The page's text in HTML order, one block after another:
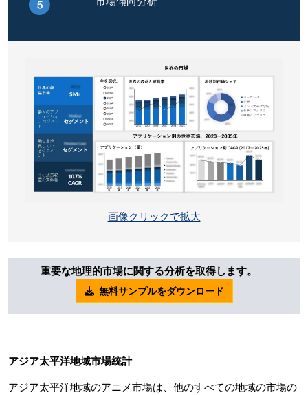
画像クリックで拡大
重要な地理的市場に関する分析を取得します。
無料サンプルをダウンロード
アジア太平洋地域市場統計
アジア太平洋地域のアニメ市場は、他のすべての地域の市場の